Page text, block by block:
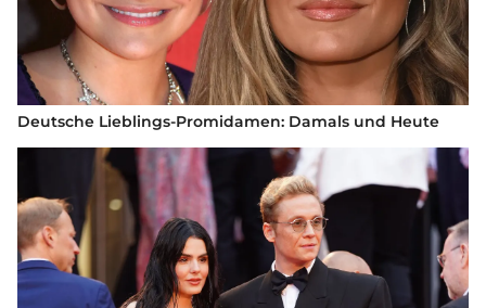
Deutsche Lieblings-Promidamen: Damals und Heute